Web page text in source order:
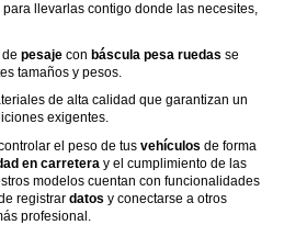
para llevarlas contigo donde las necesites,
pesaje con báscula pesa ruedas se
tamaños y pesos.
de alta calidad que garantizan un
exigentes.
el peso de tus vehículos de forma
en carretera y el cumplimiento de las
modelos cuentan con funcionalidades
registrar datos y conectarse a otros
profesional.